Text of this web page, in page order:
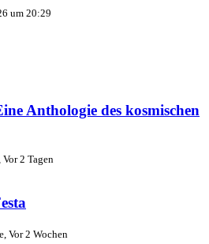
um 20:29
Anthologie des kosmischen
2 Tagen
Vor 2 Wochen